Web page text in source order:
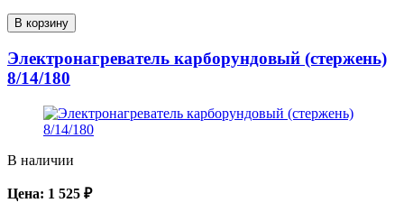
В корзину
Электронагреватель карборундовый (стержень)
8/14/180
В наличии
Цена: 1 525 ₽